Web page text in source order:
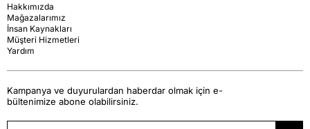
Hakkımızda
Mağazalarımız
İnsan Kaynakları
Müşteri Hizmetleri
Yardım
Kampanya ve duyurulardan haberdar olmak için e-
bültenimize abone olabilirsiniz.